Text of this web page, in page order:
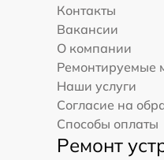
Контакты
Вакансии
О компании
Ремонтируемые
Наши услуги
Согласие на
Способы оплаты
Ремонт